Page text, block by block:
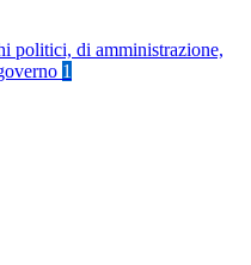
politici, di amministrazione,
1